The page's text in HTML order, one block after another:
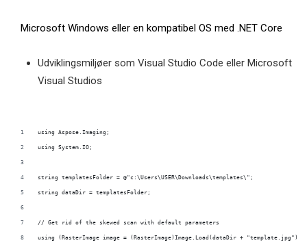
Microsoft Windows eller en kompatibel OS med .NET Core
Udviklingsmiljøer som Visual Studio Code eller Microsoft
Visual Studios